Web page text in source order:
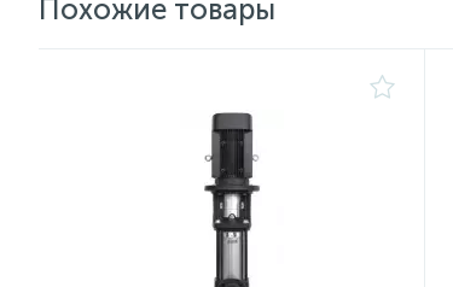
Похожие товары